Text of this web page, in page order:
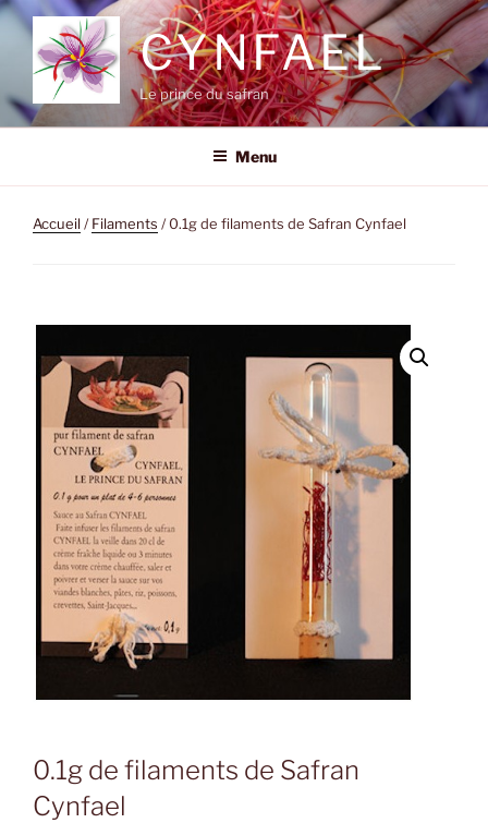
Aller
contenu
principal
CYNFAEL
Le prince du safran
Menu
Accueil/Filaments / 0.1g de filaments de Safran Cynfael
0.1g de filaments de Safran
Cynfael